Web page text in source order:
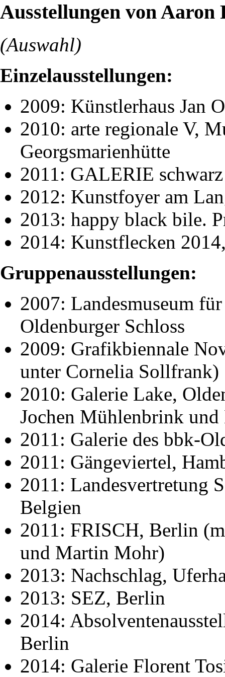
Ausstellungen von Aaron
(Auswahl)
Einzelausstellungen:
2009: Künstlerhaus Jan
2010: arte regionale V,
Georgsmarienhütte
2011: GALERIE
2012: Kunstfoyer am
2013: happy black bile.
2014: Kunstflecken
Gruppenausstellungen:
2007: Landesmuseum
Oldenburger Schloss
2009: Grafikbiennale
unter Cornelia Sollfrank)
2010: Galerie Lake,
Jochen Mühlenbrink
2011: Galerie des bbk-
2011: Gängeviertel,
2011: Landesvertretung
Belgien
2011: FRISCH, Berlin
und Martin Mohr)
2013: Nachschlag,
2013: SEZ, Berlin
2014:
Berlin
2014: Galerie Florent